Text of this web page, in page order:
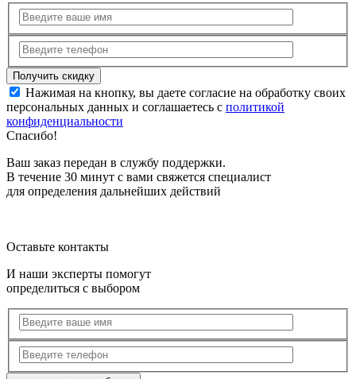
Нажимая на кнопку, вы даете согласие на обработку своих
персональных данных и соглашаетесь с политикой
конфиденциальности
Спасибо!
Ваш заказ передан в службу поддержки.
В течение 30 минут с вами свяжется специалист
для определения дальнейших действий
Оставьте контакты
И наши эксперты помогут
определиться с выбором